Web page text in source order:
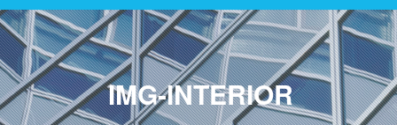
IMG-INTERIOR